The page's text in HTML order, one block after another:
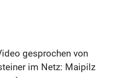
gesprochen von
im Netz: Maipilz